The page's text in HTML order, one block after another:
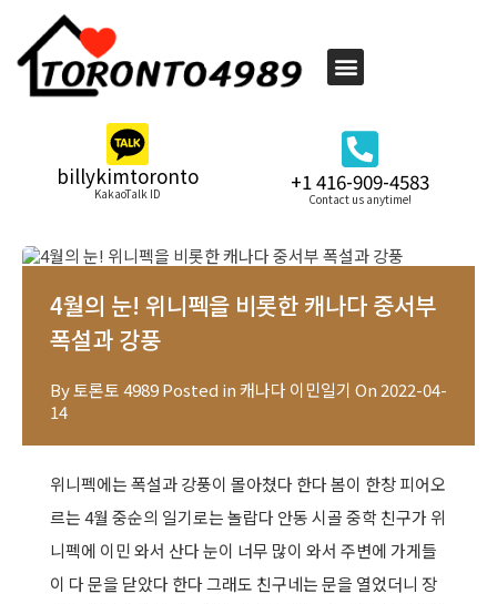
billykimtoronto
KakaoTalk ID +1 416-909-4583
Contact us anytime!
4월의 눈! 위니펙을 비롯한 캐나다 중서부
폭설과 강풍
By토론토 4989Posted in캐나다 이민일기 On2022-04-
14
위니펙에는 폭설과 강풍이 몰아쳤다 한다 봄이 한창 피어오
르는 4월 중순의 일기로는 놀랍다 안동 시골 중학 친구가 위
니펙에 이민 와서 산다 눈이 너무 많이 와서 주변에 가게들
이 다 문을 닫았다 한다 그래도 친구네는 문을 열었더니 장